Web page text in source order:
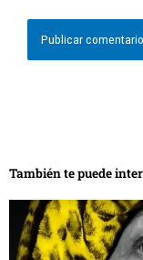
También te puede